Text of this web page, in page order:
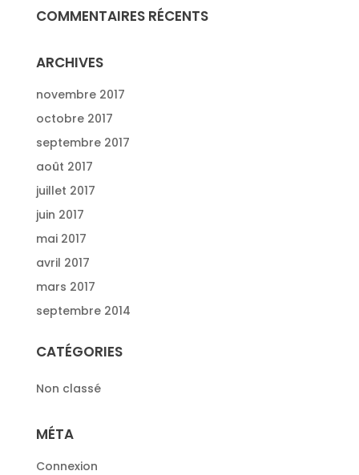
COMMENTAIRES RÉCENTS
ARCHIVES
novembre 2017
octobre 2017
septembre 2017
août 2017
juillet 2017
juin 2017
mai 2017
avril 2017
mars 2017
septembre 2014
CATÉGORIES
Non classé
MÉTA
Connexion